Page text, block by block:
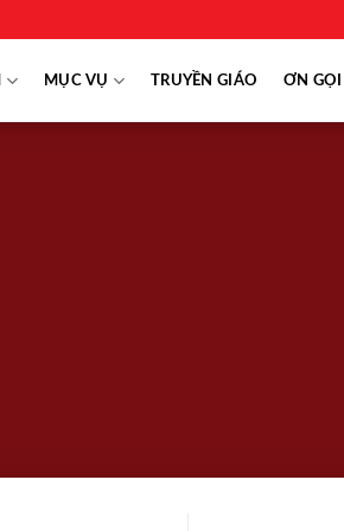
MỤC VỤ TRUYỀN GIÁO ƠN GỌI